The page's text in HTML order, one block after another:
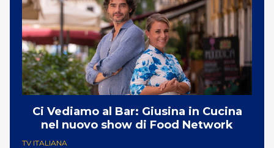
Ci Vediamo al Bar: Giusina in Cucina
nel nuovo show di Food Network
TV ITALIANA